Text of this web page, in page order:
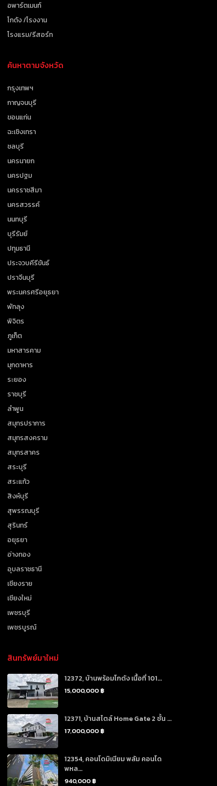
อพาร์ตเมนท์
โกดัง /โรงงาน
โรงแรม/รีสอร์ท
ค้นหาตามจังหวัด
กรุงเทพฯ
กาญจนบุรี
ขอนแก่น
ฉะเชิงเทรา
ชลบุรี
นครนายก
นครปฐม
นครราชสีมา
นครสวรรค์
นนทบุรี
บุรีรัมย์
ปทุมธานี
ประจวบคีรีขันธ์
ปราจีนบุรี
พระนครศรีอยุธยา
พัทลุง
พิจิตร
ภูเก็ต
มหาสารคาม
มุกดาหาร
ระยอง
ราชบุรี
ลำพูน
สมุทรปราการ
สมุทรสงคราม
สมุทรสาคร
สระบุรี
สระแก้ว
สิงห์บุรี
สุพรรณบุรี
สุรินทร์
อยุธยา
อ่างทอง
อุบลราชธานี
เชียงราย
เชียงใหม่
เพชรบุรี
เพชรบูรณ์
สินทรัพย์มาใหม่
12372, บ้านพร้อมโกดัง เนื้อที่ 101...
15,000,000 ฿
12371, บ้านสไตล์ Home Gate 2 ชั้น ...
17,000,000 ฿
12354, คอนโดมิเนียม พลัม คอนโด
พหล...
940,000 ฿